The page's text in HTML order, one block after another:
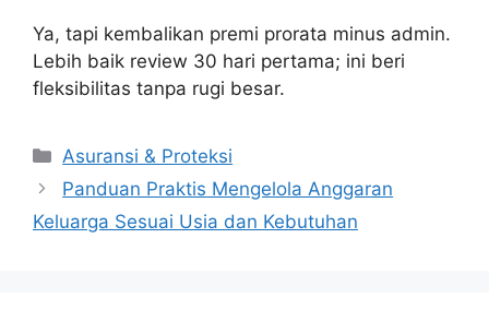
Ya, tapi kembalikan premi prorata minus admin.
Lebih baik review 30 hari pertama; ini beri
fleksibilitas tanpa rugi besar.
Categories
Asuransi & Proteksi
Panduan Praktis Mengelola Anggaran
Keluarga Sesuai Usia dan Kebutuhan